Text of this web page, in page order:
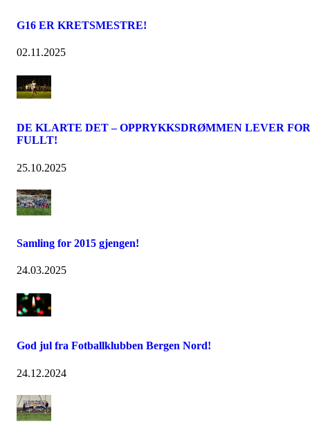
G16 ER KRETSMESTRE!
02.11.2025
DE KLARTE DET – OPPRYKKSDRØMMEN LEVER FOR
FULLT!
25.10.2025
Samling for 2015 gjengen!
24.03.2025
God jul fra Fotballklubben Bergen Nord!
24.12.2024